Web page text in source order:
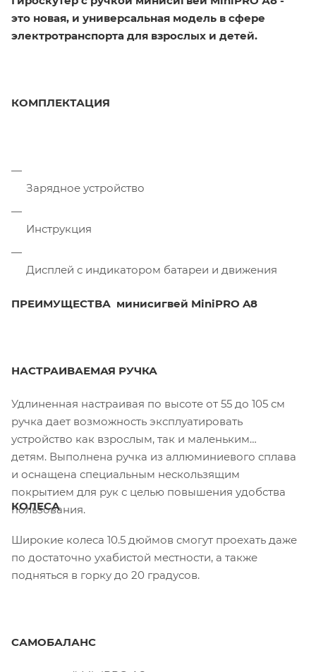
это новая, и универсальная модель в сфере
электротранспорта для взрослых и детей.
КОМПЛЕКТАЦИЯ
Зарядное устройство
Инструкция
Дисплей с индикатором батареи и движения
ПРЕИМУЩЕСТВА минисигвей MiniPRO A8
НАСТРАИВАЕМАЯ РУЧКА
Удлиненная настраивая по высоте от 55 до 105 см
ручка дает возможность эксплуатировать
устройство как взрослым, так и маленьким
детям. Выполнена ручка из аллюминиевого сплава
и оснащена специальным нескользящим
покрытием для рук с целью повышения удобства
пользования.
КОЛЕСА
Широкие колеса 10.5 дюймов смогут проехать даже
по достаточно ухабистой местности, а также
подняться в горку до 20 градусов.
САМОБАЛАНС